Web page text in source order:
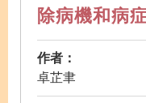
除病機和病症
作者：
卓芷聿